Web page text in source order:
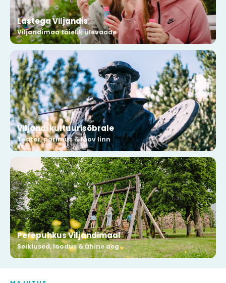
Lastega Viljandis
Viljandimaa täielik ülevaade
Viljandi kultuurisõbrale
Teater, pärimus & loov linn
Perepuhkus Viljandimaal
Seiklused, loodus & ühine aeg